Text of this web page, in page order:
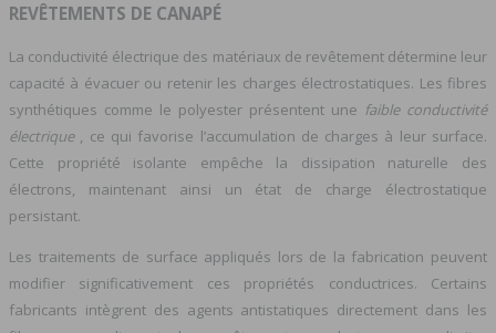
REVÊTEMENTS DE CANAPÉ
La conductivité électrique des matériaux de revêtement détermine leur
capacité à évacuer ou retenir les charges électrostatiques. Les fibres
synthétiques comme le polyester présentent une faible conductivité
électrique , ce qui favorise l’accumulation de charges à leur surface.
Cette propriété isolante empêche la dissipation naturelle des
électrons, maintenant ainsi un état de charge électrostatique
persistant.
Les traitements de surface appliqués lors de la fabrication peuvent
modifier significativement ces propriétés conductrices. Certains
fabricants intègrent des agents antistatiques directement dans les